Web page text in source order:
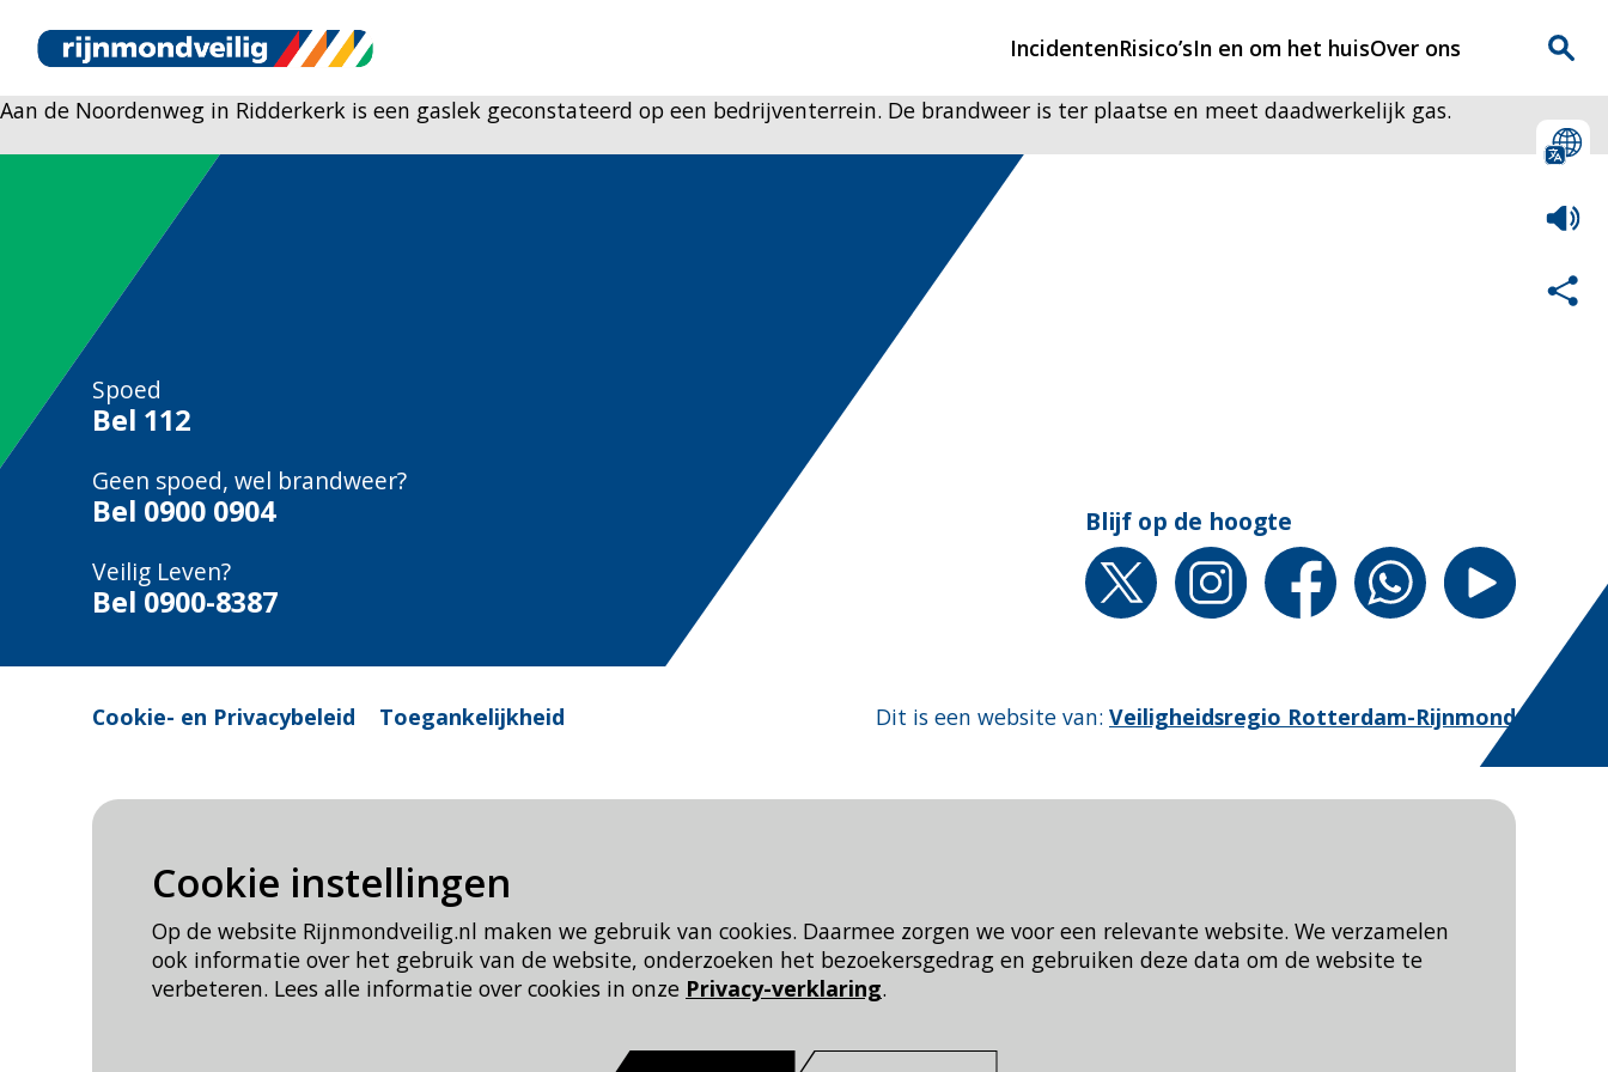
Cookie instellingen
Op de website Rijnmondveilig.nl maken we gebruik van cookies. Daarmee zorgen we voor een relevante website. We verzamelen
ook informatie over het gebruik van de website, onderzoeken het bezoekersgedrag en gebruiken deze data om de website te
verbeteren. Lees alle informatie over cookies in onze Privacy-verklaring.
Incidenten
Hulpdiensten nodig?
CIN-meldingen
Risico’sIn en om het huisOver ons
Aan de Noordenweg in Ridderkerk is een gaslek geconstateerd op een bedrijventerrein. De brandweer is ter plaatse en meet daadwerkelijk gas.
Spoed
Bel 112
Geen spoed, wel brandweer?
Bel 0900 0904
Veilig Leven?
Bel 0900-8387
Blijf op de hoogte
Cookie- en Privacybeleid Toegankelijkheid Dit is een website van: Veiligheidsregio Rotterdam-Rijnmond